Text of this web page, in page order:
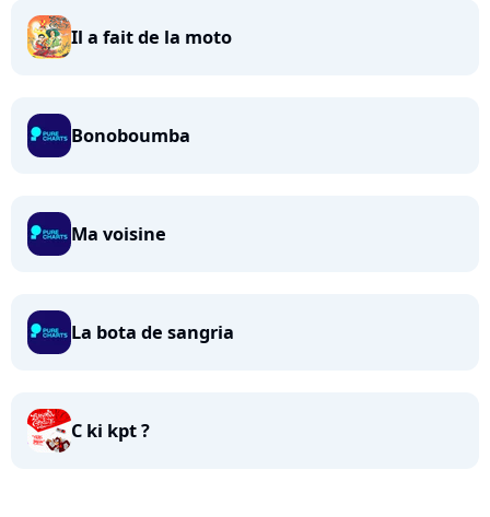
Il a fait de la moto
Bonoboumba
Ma voisine
La bota de sangria
C ki kpt ?